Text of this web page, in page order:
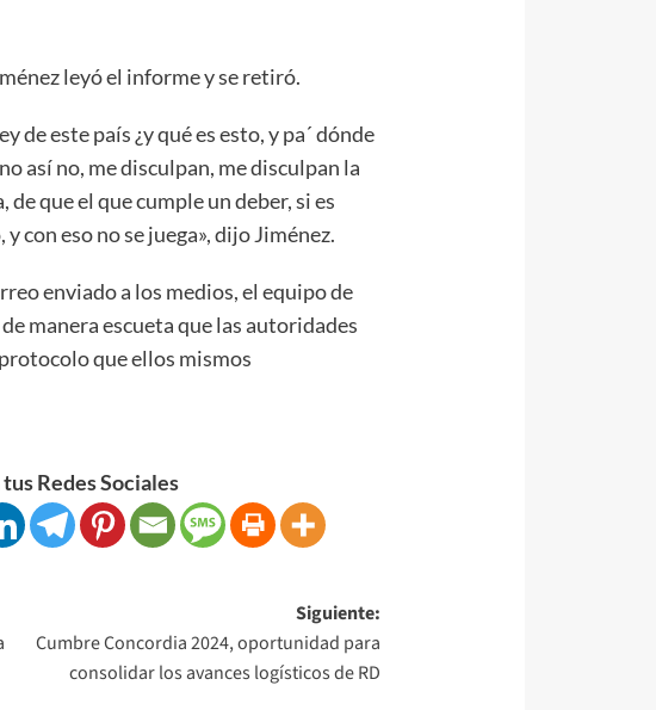
leyó el informe y se retiró.
de este país ¿y qué es esto, y pa´ dónde
así no, me disculpan, me disculpan la
que el que cumple un deber, si es
con eso no se juega», dijo Jiménez.
enviado a los medios, el equipo de
manera escueta que las autoridades
que ellos mismos
Redes Sociales
Siguiente:
Cumbre Concordia 2024, oportunidad para
consolidar los avances logísticos de RD